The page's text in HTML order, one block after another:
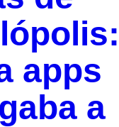
apps
a